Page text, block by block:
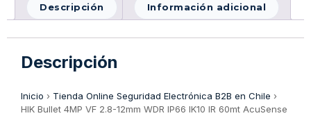
Descripción Información adicional
Descripción
Inicio › Tienda Online Seguridad Electrónica B2B en Chile ›
HIK Bullet 4MP VF 2.8-12mm WDR IP66 IK10 IR 60mt AcuSense